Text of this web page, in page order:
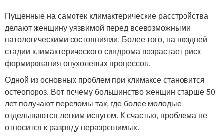
Пущенные на самотек климактерические расстройства
делают женщину уязвимой перед всевозможными
патологическими состояниями. Более того, на поздней
стадии климактерического синдрома возрастает риск
формирования опухолевых процессов.
Одной из основных проблем при климаксе становится
остеопороз. Вот почему большинство женщин старше 50
лет получают переломы так, где более молодые
отделываются легким испугом. К счастью, проблема не
относится к разряду неразрешимых.